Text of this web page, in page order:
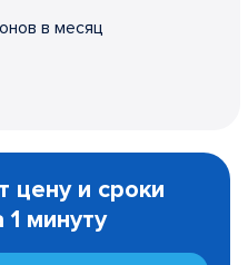
в месяц
цену и сроки
минуту